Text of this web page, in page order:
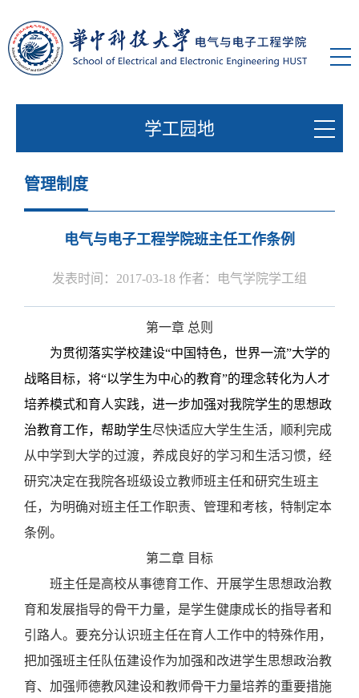
学工园地
管理制度
电气与电子工程学院班主任工作条例
发表时间：2017-03-18 作者：电气学院学工组
第一章 总则
为贯彻落实学校建设“中国特色，世界一流”大学的
战略目标，将“以学生为中心的教育”的理念转化为人才
培养模式和育人实践，进一步加强对我院学生的思想政
治教育工作，帮助学生尽快适应大学生生活，顺利完成
从中学到大学的过渡，养成良好的学习和生活习惯，经
研究决定在我院各班级设立教师班主任和研究生班主
任，为明确对班主任工作职责、管理和考核，特制定本
条例。
第二章 目标
班主任是高校从事德育工作、开展学生思想政治教
育和发展指导的骨干力量，是学生健康成长的指导者和
引路人。要充分认识班主任在育人工作中的特殊作用，
把加强班主任队伍建设作为加强和改进学生思想政治教
育、加强师德教风建设和教师骨干力量培养的重要措施